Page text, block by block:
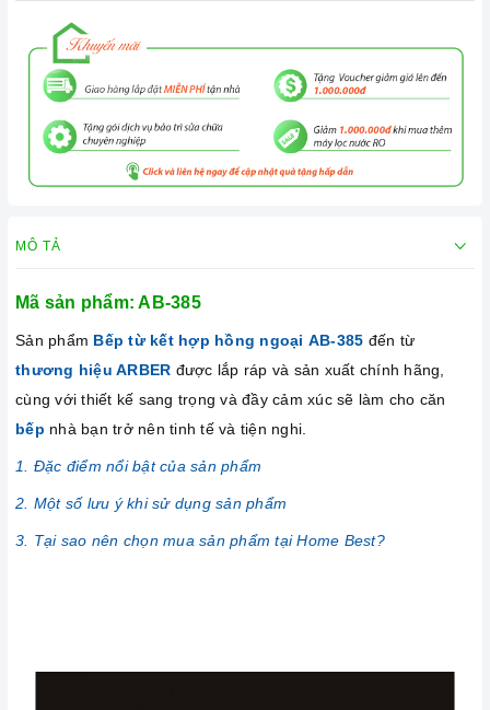
MÔ TẢ
Mã sản phẩm:AB-385
Sản phẩm Bếp từ kết hợp hồng ngoại AB-385 đến từ
thương hiệu ARBER được lắp ráp và sản xuất chính hãng,
cùng với thiết kế sang trọng và đầy cảm xúc sẽ làm cho căn
bếp nhà bạn trở nên tinh tế và tiện nghi.
1. Đặc điểm nổi bật của sản phẩm
2. Một số lưu ý khi sử dụng sản phẩm
3. Tại sao nên chọn mua sản phẩm tại Home Best?